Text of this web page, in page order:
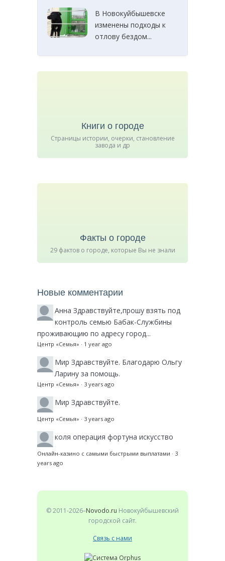
В Новокуйбышевске
изменены подходы к
отлову бездом...
Книги о городе
Страницы истории, очерки, становление
завода и др
Факты о городе
29 фактов о городе, которые Вы не знали
Новые комментарии
Анна Здравствуйте,прошу взять под
контроль семью Бабак-Службины
проживающию по адресу город...
Центр «Семья» · 1 year ago
Мир Здравствуйте. Благодарю Ольгу
Ларину за помощь.
Центр «Семья» · 3 years ago
Мир Здравствуйте.
Центр «Семья» · 3 years ago
коля операция фортуна искусство
Онлайн-казино с самыми быстрыми выплатами · 3
years ago
© 2011-2026–Novodo.ru Новокуйбышевский
городской сайт.
Связь с нами